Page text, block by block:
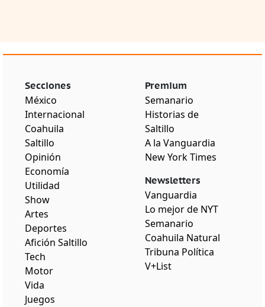
Secciones
México
Internacional
Coahuila
Saltillo
Opinión
Economía
Utilidad
Show
Artes
Deportes
Afición Saltillo
Tech
Motor
Vida
Juegos
Premium
Semanario
Historias de
Saltillo
A la Vanguardia
New York Times
Newsletters
Vanguardia
Lo mejor de NYT
Semanario
Coahuila Natural
Tribuna Política
V+List